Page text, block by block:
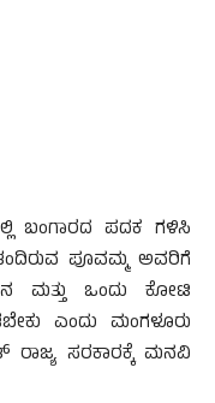
ಬಂಗಾರದ ಪದಕ ಗಳಿಸಿ
ತಂದಿರುವ ಪೂವಮ್ಮ ಅವರಿಗೆ
ಮತ್ತು ಒಂದು ಕೋಟಿ
ಎಂದು ಮಂಗಳೂರು
ರಾಜ್ಯ ಸರಕಾರಕ್ಕೆ ಮನವಿ